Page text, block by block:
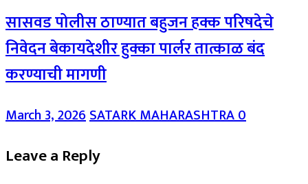
सासवड पोलीस ठाण्यात बहुजन हक्क परिषदेचे
निवेदन बेकायदेशीर हुक्का पार्लर तात्काळ बंद
करण्याची मागणी
March 3, 2026SATARK MAHARASHTRA0
Leave a Reply